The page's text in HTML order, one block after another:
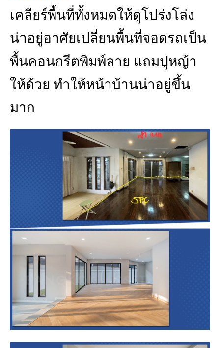
เคลียร์พื้นที่ทั้งหมดให้ดูโปร่งโล่ง
น่าอยู่อาศัยเปลี่ยนพื้นที่จอดรถเป็น
พื้นคอนกรีตพิมพ์ลาย แถมปูหญ้า
ให้ด้วย ทำให้หน้าบ้านน่าอยู่ขึ้น
มาก